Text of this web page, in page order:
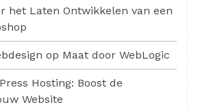
het Laten Ontwikkelen van een
op Maat door WebLogic
Hosting: Boost de
Website